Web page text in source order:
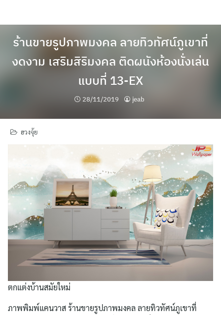
ร้านขายรูปภาพมงคล ลายทิวทัศน์ภูเขาที่
งดงาม เสริมสิริมงคล ติดผนังห้องนั่งเล่น
แบบที่ 13-EX
28/11/2019 jeab
ฮวงจุ้ย
ตกแต่งบ้านสมัยใหม่
ภาพพิมพ์แคนวาส ร้านขายรูปภาพมงคล ลายทิวทัศน์ภูเขาที่